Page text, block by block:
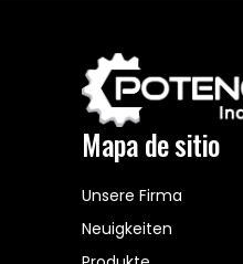
Mapa de sitio
Unsere Firma
Neuigkeiten